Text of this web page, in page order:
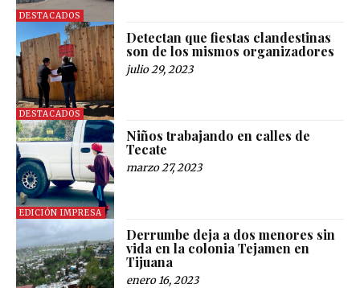
DESTACADOS
DESTACADOS
Detectan que fiestas clandestinas
son de los mismos organizadores
julio 29, 2023
EDICIÓN IMPRESA
Niños trabajando en calles de
Tecate
marzo 27, 2023
Derrumbe deja a dos menores sin
vida en la colonia Tejamen en
Tijuana
enero 16, 2023